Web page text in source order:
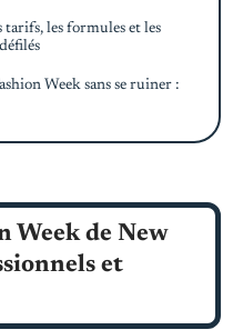
tarifs, les formules et les
Week sans se ruiner :
Week de New
et